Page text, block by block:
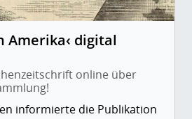
Amerika‹ digital
online über
informierte die Publikation